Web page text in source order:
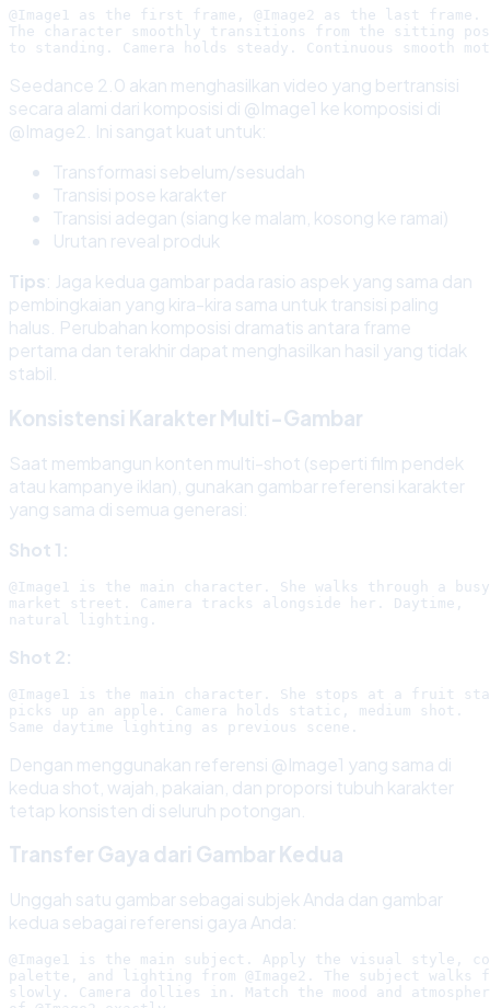
@Image1 as the first frame, @Image2 as the last frame.
The character smoothly transitions from the sitting
Seedance 2.0 akan menghasilkan video yang bertransisi
secara alami dari komposisi di @Image1 ke komposisi di
@Image2. Ini sangat kuat untuk:
Transformasi sebelum/sesudah
Transisi pose karakter
Transisi adegan (siang ke malam, kosong ke ramai)
Urutan reveal produk
Tips: Jaga kedua gambar pada rasio aspek yang sama dan
pembingkaian yang kira-kira sama untuk transisi paling
halus. Perubahan komposisi dramatis antara frame
pertama dan terakhir dapat menghasilkan hasil yang tidak
stabil.
Konsistensi Karakter Multi-Gambar
Saat membangun konten multi-shot (seperti film pendek
atau kampanye iklan), gunakan gambar referensi karakter
yang sama di semua generasi:
Shot 1:
@Image1 is the main character. She walks through a busy
market street. Camera tracks alongside her. Daytime,
Shot 2:
@Image1 is the main character. She stops at a fruit
picks up an apple. Camera holds static, medium shot.
Dengan menggunakan referensi @Image1 yang sama di
kedua shot, wajah, pakaian, dan proporsi tubuh karakter
tetap konsisten di seluruh potongan.
Transfer Gaya dari Gambar Kedua
Unggah satu gambar sebagai subjek Anda dan gambar
kedua sebagai referensi gaya Anda:
@Image1 is the main subject. Apply the visual style,
palette, and lighting from @Image2. The subject walks
slowly. Camera dollies in. Match the mood and